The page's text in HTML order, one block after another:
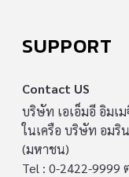
SUPPORT
Contact US
บริษัท เอเอ็มอี อิมเ
ในเครือ บริษัท อมริ
(มหาชน)
Tel : 0-2422-9999